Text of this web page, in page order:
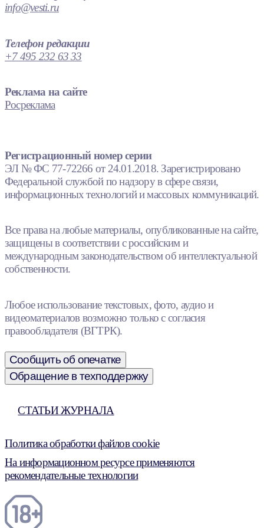
info@vesti.ru
Телефон редакции
+7 495 232 63 33
Реклама на сайте
Росреклама
Регистрационный номер серии
ЭЛ № ФС 77-72266 от 24.01.2018. Зарегистрировано
Федеральной службой по надзору в сфере связи,
информационных технологий и массовых коммуникаций.
Все права на любые материалы, опубликованные на сайте,
защищены в соответствии с российским и
международным законодательством об интеллектуальной
собственности.
Любое использование текстовых, фото, аудио и
видеоматериалов возможно только с согласия
правообладателя (ВГТРК).
Сообщить об опечатке
Обращение в техподдержку
СТАТЬИ ЖУРНАЛА
Политика обработки файлов cookie
На информационном ресурсе применяются
рекомендательные технологии